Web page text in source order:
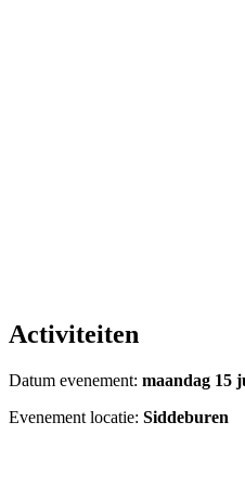
Activiteiten
Datum evenement: maandag 15
Evenement locatie: Siddeburen